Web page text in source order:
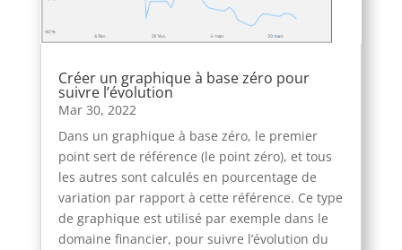
Créer un graphique à base zéro pour
suivre l’évolution
Mar 30, 2022
Dans un graphique à base zéro, le premier
point sert de référence (le point zéro), et tous
les autres sont calculés en pourcentage de
variation par rapport à cette référence. Ce type
de graphique est utilisé par exemple dans le
domaine financier, pour suivre l’évolution du